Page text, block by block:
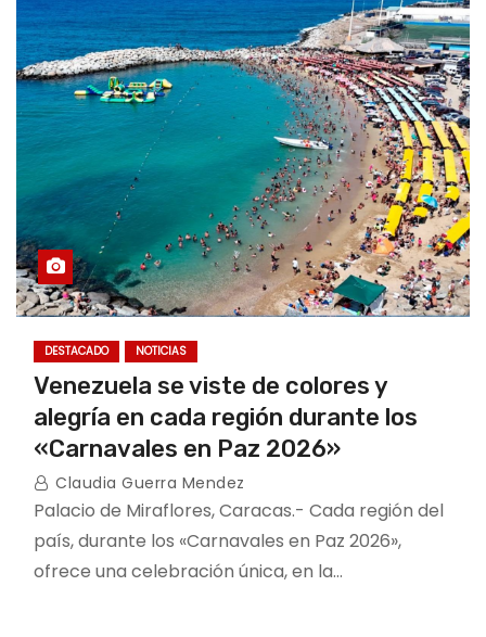
DESTACADO NOTICIAS
Venezuela se viste de colores y
alegría en cada región durante los
«Carnavales en Paz 2026»
Claudia Guerra Mendez
Palacio de Miraflores, Caracas.- Cada región del
país, durante los «Carnavales en Paz 2026»,
ofrece una celebración única, en la…